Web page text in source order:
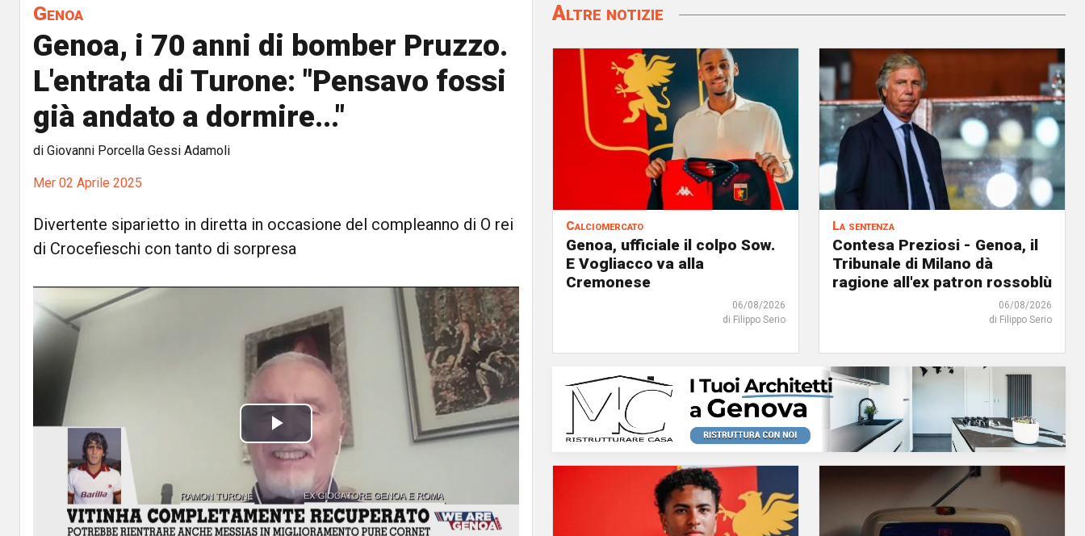
Genoa
Genoa, i 70 anni di bomber Pruzzo.
L'entrata di Turone: "Pensavo fossi
già andato a dormire..."
di Giovanni Porcella Gessi Adamoli
Mer 02 Aprile 2025
Divertente siparietto in diretta in occasione del compleanno di O rei
di Crocefieschi con tanto di sorpresa
P
l
a
Altre notizie
Calciomercato
Genoa, ufficiale il colpo Sow.
E Vogliacco va alla
Cremonese
06/08/2026
di Filippo Serio
La sentenza
Contesa Preziosi - Genoa, il
Tribunale di Milano dà
ragione all'ex patron rossoblù
06/08/2026
di Filippo Serio